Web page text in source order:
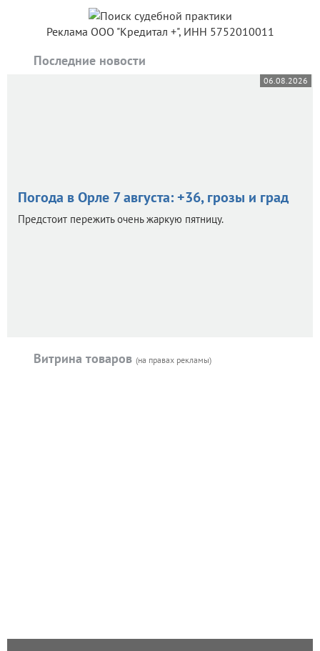
Реклама ООО "Кредитал +", ИНН 5752010011
Последние новости
06.08.2026
Погода в Орле 7 августа: +36, грозы и град
Предстоит пережить очень жаркую пятницу.
Витрина товаров (на правах рекламы)